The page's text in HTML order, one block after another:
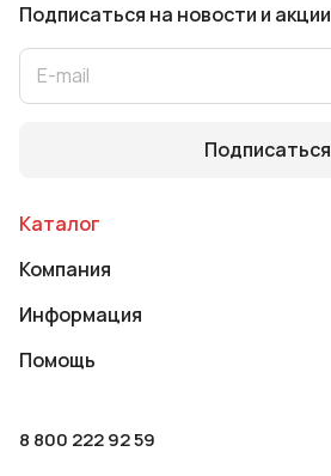
Подписаться на новости и акции
Подписаться
Каталог
Компания
Информация
Помощь
8 800 222 92 59